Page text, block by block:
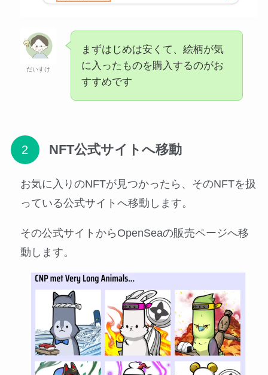
だいすけ
まずはじめは安くて、絵柄が気
に入ったものを購入するのがお
すすめです
NFT公式サイトへ移動
お気に入りのNFTが見つかったら、そのNFTを扱
っている公式サイトへ移動します。
その公式サイトからOpenSeaの販売ページへ移
動します。